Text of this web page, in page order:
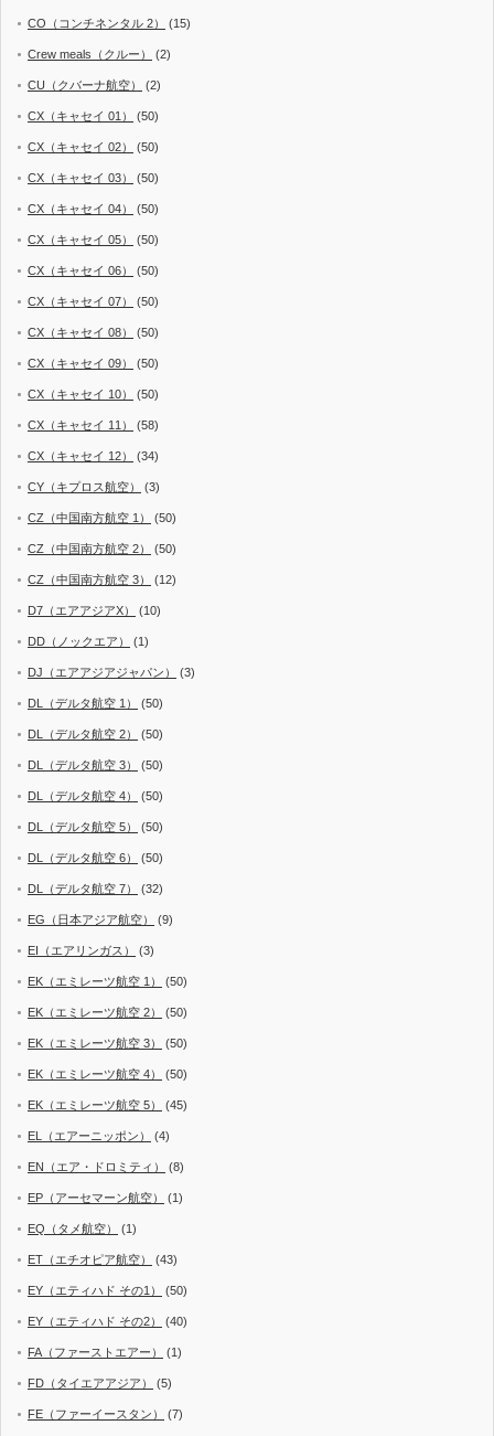
CO（コンチネンタル 2） (15)
Crew meals（クルー） (2)
CU（クバーナ航空） (2)
CX（キャセイ 01） (50)
CX（キャセイ 02） (50)
CX（キャセイ 03） (50)
CX（キャセイ 04） (50)
CX（キャセイ 05） (50)
CX（キャセイ 06） (50)
CX（キャセイ 07） (50)
CX（キャセイ 08） (50)
CX（キャセイ 09） (50)
CX（キャセイ 10） (50)
CX（キャセイ 11） (58)
CX（キャセイ 12） (34)
CY（キプロス航空） (3)
CZ（中国南方航空 1） (50)
CZ（中国南方航空 2） (50)
CZ（中国南方航空 3） (12)
D7（エアアジアX） (10)
DD（ノックエア） (1)
DJ（エアアジアジャパン） (3)
DL（デルタ航空 1） (50)
DL（デルタ航空 2） (50)
DL（デルタ航空 3） (50)
DL（デルタ航空 4） (50)
DL（デルタ航空 5） (50)
DL（デルタ航空 6） (50)
DL（デルタ航空 7） (32)
EG（日本アジア航空） (9)
EI（エアリンガス） (3)
EK（エミレーツ航空 1） (50)
EK（エミレーツ航空 2） (50)
EK（エミレーツ航空 3） (50)
EK（エミレーツ航空 4） (50)
EK（エミレーツ航空 5） (45)
EL（エアーニッポン） (4)
EN（エア・ドロミティ） (8)
EP（アーセマーン航空） (1)
EQ（タメ航空） (1)
ET（エチオピア航空） (43)
EY（エティハド その1） (50)
EY（エティハド その2） (40)
FA（ファーストエアー） (1)
FD（タイエアアジア） (5)
FE（ファーイースタン） (7)